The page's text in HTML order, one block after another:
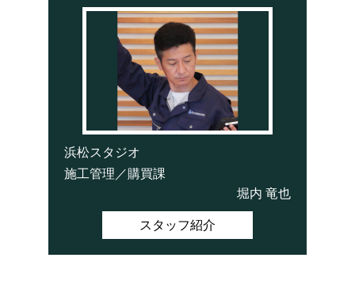
浜松スタジオ
施工管理／購買課
堀内 竜也
スタッフ紹介